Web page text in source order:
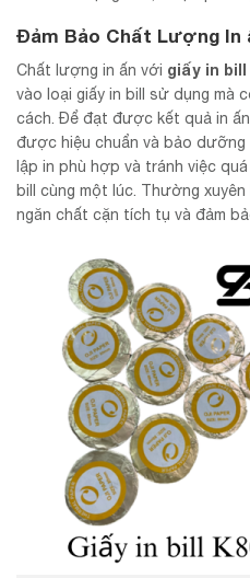
Đảm Bảo Chất Lượng In
Chất lượng in ấn với giấy in bill
vào loại giấy in bill sử dụng mà
cách. Để đạt được kết quả in
được hiệu chuẩn và bảo
lập in phù hợp và tránh việc
bill cùng một lúc. Thường
ngăn chất cặn tích tụ và đảm